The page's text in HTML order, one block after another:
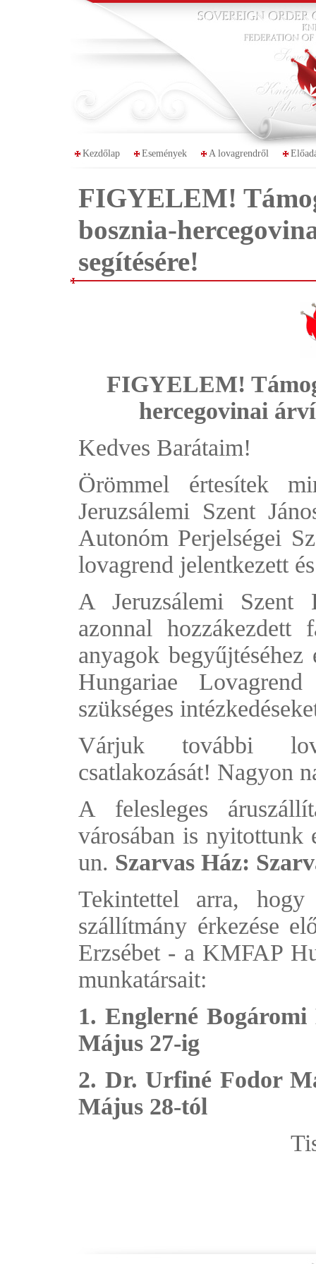
Kezdőlap Események A lovagrendről
FIGYELEM!
bosznia-
segítésére!
FIGYELEM!
hercegovinai
Kedves Barátaim!
Örömmel értesítek
Jeruzsálemi Szent
Autonóm Perjelségei
lovagrend jelentkezett
A Jeruzsálemi Szent
azonnal hozzákezdett
anyagok
Hungariae
szükséges
Várjuk további
csatlakozását! Nagyon
A felesleges
városában is
un. Szarvas Ház:
Tekintettel arra,
szállítmány érkezése
Erzsébet - a KMFAP
munkatársait:
1. Englerné
Május 27-ig
2. Dr. Urfiné Fodor
Május 28-tól